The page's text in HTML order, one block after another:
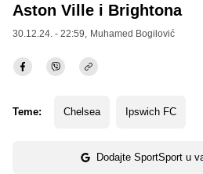
Aston Ville i Brightona
30.12.24. - 22:59, Muhamed Bogilović
Teme: Chelsea Ipswich FC
Dodajte SportSport u